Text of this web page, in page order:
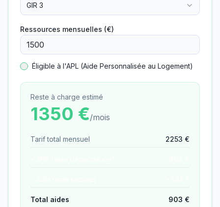
GIR 3
Ressources mensuelles (€)
Éligible à l'APL (Aide Personnalisée au Logement)
Reste à charge estimé
1350 €/mois
Tarif total mensuel 2253 €
Total aides 903 €